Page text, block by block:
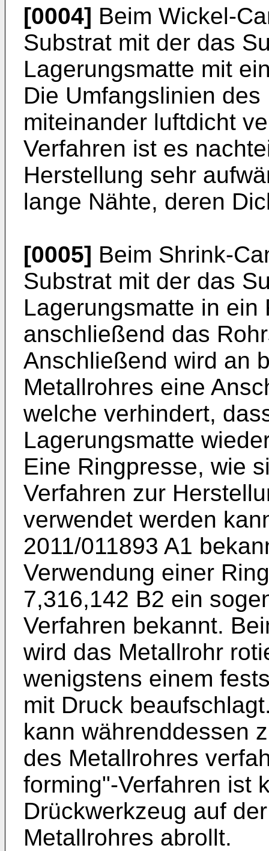
[0004] Beim Wickel-
Substrat mit der das
Lagerungsmatte mit
Die Umfangslinien
miteinander luftdicht
Verfahren ist es
Herstellung sehr
lange Nähte, deren
[0005] Beim Shrink-
Substrat mit der das
Lagerungsmatte in
anschließend das
Anschließend wird an
Metallrohres eine
welche verhindert,
Lagerungsmatte
Eine Ringpresse, wie
Verfahren zur
verwendet werden
2011/011893 A1
Verwendung einer
7,316,142 B2 ein
Verfahren bekannt.
wird das Metallrohr
wenigstens einem
mit Druck
kann währenddessen
des Metallrohres
forming"-Verfahren ist
Drückwerkzeug auf
Metallrohres abrollt.